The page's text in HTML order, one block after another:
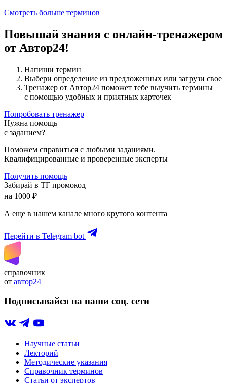
Смотреть больше терминов
Повышай знания с онлайн-тренажером
от Автор24!
Напиши термин
Выбери определение из предложенных или загрузи свое
Тренажер от Автор24 поможет тебе выучить термины
с помощью удобных и приятных карточек
Попробовать тренажер
Нужна помощь
с заданием?
Поможем справиться с любыми заданиями.
Квалифицированные и проверенные эксперты
Получить помощь
Забирай в ТГ промокод
на 1000 ₽
А еще в нашем канале много крутого контента
Перейти в Telegram bot
справочник
от автор24
Подписывайся на наши соц. сети
Научные статьи
Лекторий
Методические указания
Справочник терминов
Статьи от экспертов